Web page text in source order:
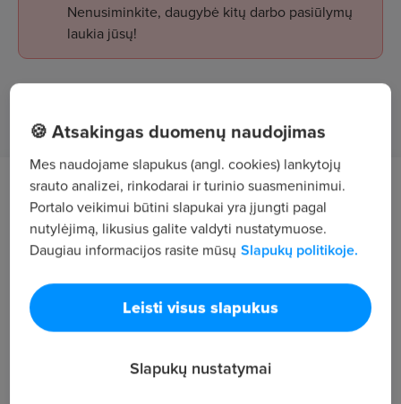
Nenusiminkite, daugybė kitų darbo pasiūlymų
laukia jūsų!
Darbo aprašymas
Nuosavo transporto parko koordinavimas;
Maršrutų planavimas;
Krovinio pervežimo kontrolė;
🍪 Atsakingas duomenų naudojimas
Mes naudojame slapukus (angl. cookies) lankytojų
srauto analizei, rinkodarai ir turinio suasmeninimui.
Portalo veikimui būtini slapukai yra įjungti pagal
nutylėjimą, likusius galite valdyti nustatymuose.
Daugiau informacijos rasite mūsų Slapukų politikoje.
Leisti visus slapukus
Slapukų nustatymai